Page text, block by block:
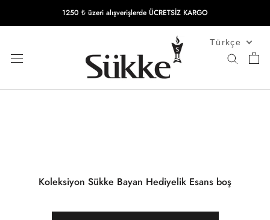
geç
1250 ₺ üzeri alışverişlerde ÜCRETSİZ KARGO
Koleksiyon Sükke Bayan Hediyelik Esans boş
Türkçe